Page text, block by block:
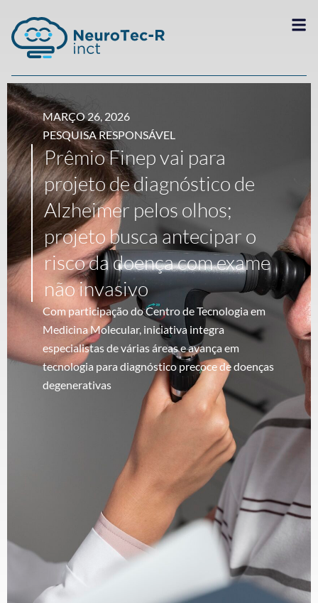
MARÇO 26, 2026
PESQUISA RESPONSÁVEL
Prêmio Finep vai para
projeto de diagnóstico de
Alzheimer pelos olhos;
projeto busca antecipar o
risco da doença com exame
não invasivo
Com participação do Centro de Tecnologia em
Medicina Molecular, iniciativa integra
especialistas de várias áreas e avança em
tecnologia para diagnóstico precoce de doenças
degenerativas